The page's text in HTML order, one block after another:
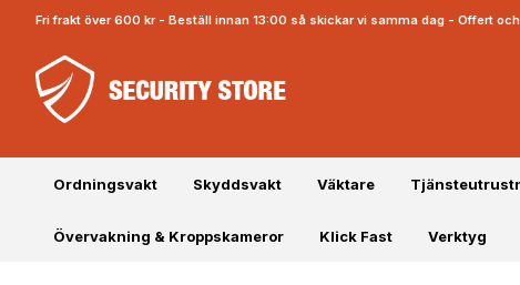
Fri frakt över 600 kr - Beställ innan 13:00 så skickar vi samma dag - Offert
Ordningsvakt Skyddsvakt Väktare
Övervakning & Kroppskameror Klick Fast Verktyg